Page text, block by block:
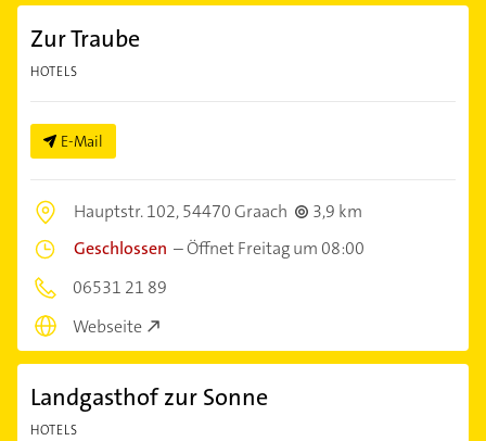
Zur Traube
HOTELS
E-Mail
Hauptstr. 102,54470 Graach
3,9 km
Geschlossen –Öffnet Freitag um 08:00
06531 21 89
Webseite
Landgasthof zur Sonne
HOTELS